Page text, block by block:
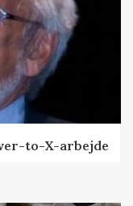
to-X-arbejde